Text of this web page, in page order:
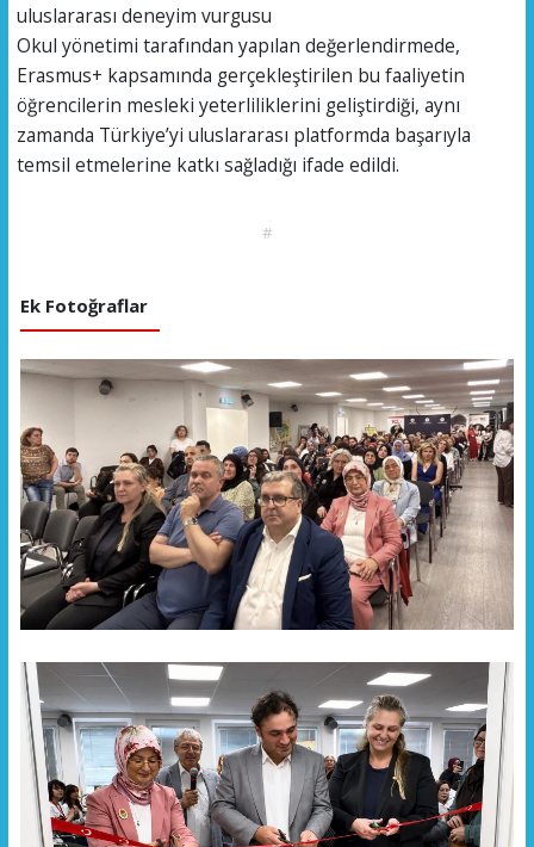
uluslararası deneyim vurgusu
Okul yönetimi tarafından yapılan değerlendirmede,
Erasmus+ kapsamında gerçekleştirilen bu faaliyetin
öğrencilerin mesleki yeterliliklerini geliştirdiği, aynı
zamanda Türkiye’yi uluslararası platformda başarıyla
temsil etmelerine katkı sağladığı ifade edildi.
#
Ek Fotoğraflar